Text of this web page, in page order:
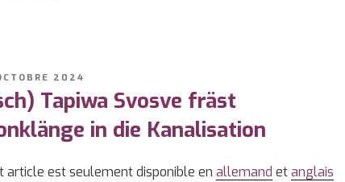
performatifs »
2024
Tapiwa Svosve fräst
in die Kanalisation
article est seulement disponible en allemand etanglais